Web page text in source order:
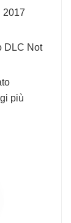
2017
DLC Not
più